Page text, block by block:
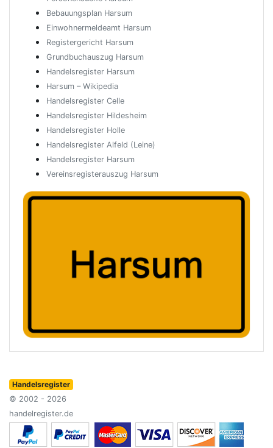
Bebauungsplan Harsum
Einwohnermeldeamt Harsum
Registergericht Harsum
Grundbuchauszug Harsum
Handelsregister Harsum
Harsum – Wikipedia
Handelsregister Celle
Handelsregister Hildesheim
Handelsregister Holle
Handelsregister Alfeld (Leine)
Handelsregister Harsum
Vereinsregisterauszug Harsum
Handelsregister
© 2002 - 2026
handelregister.de